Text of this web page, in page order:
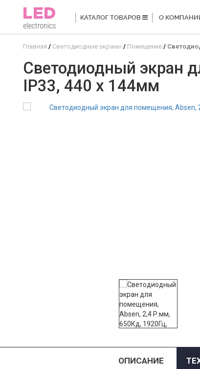
КАТАЛОГ ТОВАРОВ О
Главная Светодиодные экраны Помещение
Светодиодный экран
IP33, 440 x 144мм
ОПИСАНИЕ